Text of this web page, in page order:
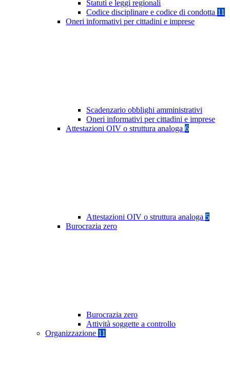
Statuti e leggi regionali
Codice disciplinare e codice di condotta 11
Oneri informativi per cittadini e imprese
Scadenzario obblighi amministrativi
Oneri informativi per cittadini e imprese
Attestazioni OIV o struttura analoga 6
Attestazioni OIV o struttura analoga 5
Burocrazia zero
Burocrazia zero
Attività soggette a controllo
Organizzazione 11